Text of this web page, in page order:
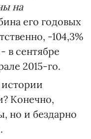
на
его годовых
-104,3%
в сентябре
2015-го.
Конечно,
но и бездарно